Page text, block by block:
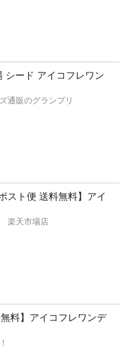
シード アイコフレワン
通販のグランプリ
スト便 送料無料】アイ
楽天市場店
無料】アイコフレワンデ